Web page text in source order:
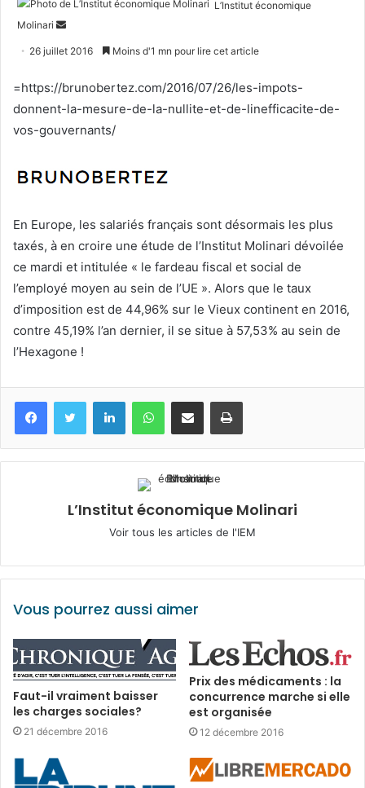
L’Institut économique
Molinari
Envoyer
26 juillet 2016 Moins d'1 mn pour lire cet article
=https://brunobertez.com/2016/07/26/les-impots-
donnent-la-mesure-de-la-nullite-et-de-linefficacite-de-
vos-gouvernants/
En Europe, les salariés français sont désormais les plus
taxés, à en croire une étude de l’Institut Molinari dévoilée
ce mardi et intitulée « le fardeau fiscal et social de
l’employé moyen au sein de l’UE ». Alors que le taux
d’imposition est de 44,96% sur le Vieux continent en 2016,
contre 45,19% l’an dernier, il se situe à 57,53% au sein de
l’Hexagone !
FacebookTwitter LinkedinWhatsApp
Partagez par mail Imprimez
L’Institut économique Molinari
Voir tous les articles de l'IEM
Vous pourrez aussi aimer
Faut-il vraiment baisser
les charges sociales?
21 décembre 2016
Prix des médicaments : la
concurrence marche si elle
est organisée
12 décembre 2016